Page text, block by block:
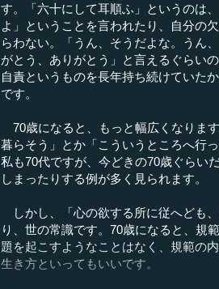
す。「六十にして耳順ふ」というのは
よ」ということを言われたり、自分の
らわない。「うん、そうだよな。うん
がとう、ありがとう」と言えるぐらい
自責というものを長年持ち続けていた
です。
70歳になると、もっと幅広くなりま
暮らそう」とか「こういうところへ行
私も70代ですが、今どきの70歳ぐらい
しまったりする例が多く見られます。
しかし、「心の欲する所に従へども
り、世の常識です。70歳になると、規
題を起こすようなことはなく、規範の
生き方といってもいいです。